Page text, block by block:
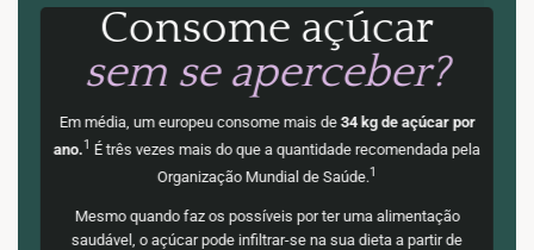
Consome açúcar
sem se aperceber?
Em média, um europeu consome mais de 34 kg de açúcar por
ano.1 É três vezes mais do que a quantidade recomendada pela
Organização Mundial de Saúde.1
Mesmo quando faz os possíveis por ter uma alimentação
saudável, o açúcar pode infiltrar-se na sua dieta a partir de